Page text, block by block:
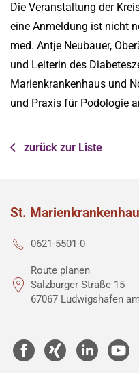
Die Veranstaltung der
eine Anmeldung ist nicht
med. Antje Neubauer,
und Leiterin des
Marienkrankenhaus und
und Praxis für Podologie
zurück zur Liste
St.
0621-5501-0
Route planen
Salzburger Straße 15
67067 Ludwigshafen